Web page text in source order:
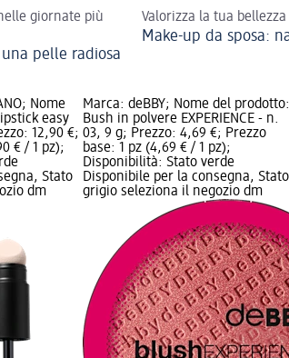
giornate più
pelle radiosa
Valorizza la tua
Make-up da sposa:
Nome
easy
12,90 €;
€ / 1 pz);
Stato
dm
Marca: deBBY; Nome del prodotto:
Bush in polvere EXPERIENCE - n.
03, 9 g; Prezzo: 4,69 €; Prezzo
base: 1 pz (4,69 € / 1 pz);
Disponibilità: Stato verde
Disponibile per la consegna, Stato
grigio seleziona il negozio dm